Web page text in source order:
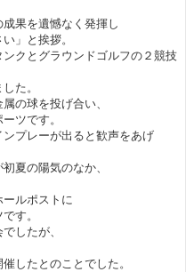
果を遺憾なく発揮し
」と挨拶。
クとグラウンドゴルフの２競技
た。
の球を投げ合い、
ツです。
プレーが出ると歓声をあげ
夏の陽気のなか、
ルポストに
す。
したが、
したとのことでした。